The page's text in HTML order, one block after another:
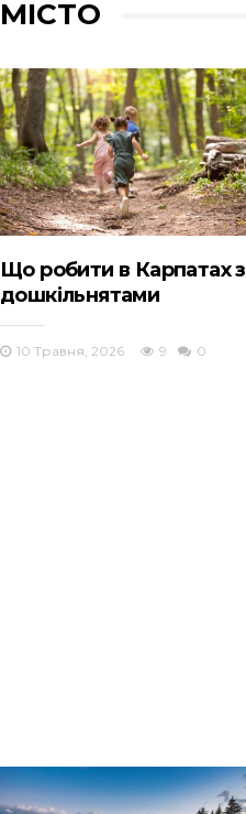
МІСТО
Що робити в Карпатах з
дошкільнятами
10 Травня, 2026 9 0